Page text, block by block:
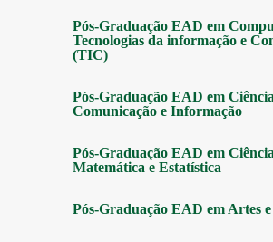
Pós-Graduação EAD em
Tecnologias da informação e
(TIC)
Pós-Graduação EAD em
Comunicação e Informação
Pós-Graduação EAD em
Matemática e Estatística
Pós-Graduação EAD em Artes